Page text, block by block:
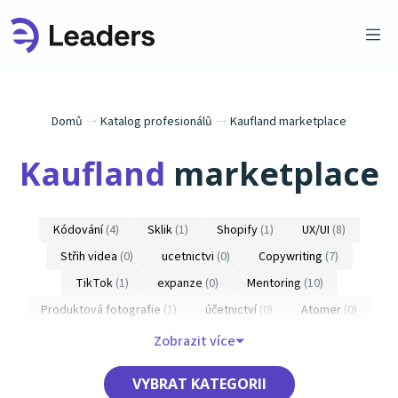
Domů ⤑ Katalog profesionálů ⤑ Kaufland marketplace
Kaufland marketplace
Kódování (4) Sklik (1) Shopify (1) UX/UI (8)
Střih videa (0) ucetnictvi (0) Copywriting (7)
TikTok (1) expanze (0) Mentoring (10)
Produktová fotografie (1) účetnictví (0) Atomer (0)
BizBox (1)
Amazon marketplace(4)
Kaufland marketplace(2) Biano(1) Google Ads
Zobrazit více
VYBRAT KATEGORII